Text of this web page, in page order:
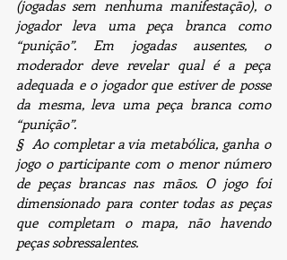
(jogadas sem nenhuma manifestação), o
jogador leva uma peça branca como
“punição”. Em jogadas ausentes, o
moderador deve revelar qual é a peça
adequada e o jogador que estiver de posse
da mesma, leva uma peça branca como
“punição”.
§  Ao completar a via metabólica, ganha o
jogo o participante com o menor número
de peças brancas nas mãos. O jogo foi
dimensionado para conter todas as peças
que completam o mapa, não havendo
peças sobressalentes.